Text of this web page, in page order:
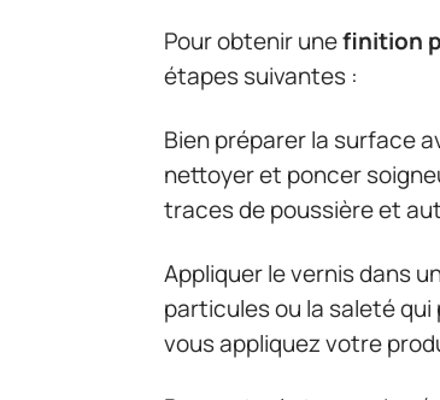
Pour obtenir unefinition
étapes suivantes :
Bien préparer la surface
nettoyer et poncer
traces de poussière et
Appliquer le vernis dans
particules ou la saleté
vous appliquez votre